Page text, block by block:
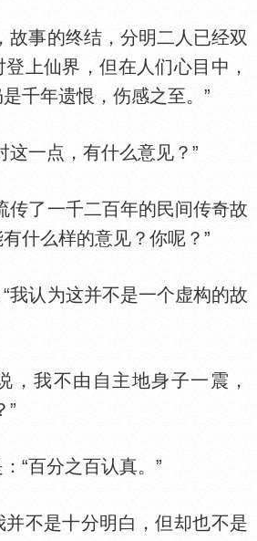
事的终结，分明二人已经双
上仙界，但在人们心目中，
千年遗恨，伤感之至。”
一点，有什么意见？”
了一千二百年的民间传奇故
什么样的意见？你呢？”
认为这并不是一个虚构的故
我不由自主地身子一震，
”
百分之百认真。”
不是十分明白，但却也不是